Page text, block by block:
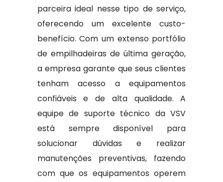
parceira ideal nesse tipo de serviço,
oferecendo um excelente custo-
benefício. Com um extenso portfólio
de empilhadeiras de última geração,
a empresa garante que seus clientes
tenham acesso a equipamentos
confiáveis e de alta qualidade. A
equipe de suporte técnico da VSV
está sempre disponível para
solucionar dúvidas e realizar
manutenções preventivas, fazendo
com que os equipamentos operem